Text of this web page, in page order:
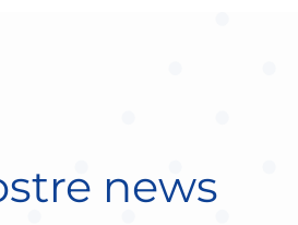
news